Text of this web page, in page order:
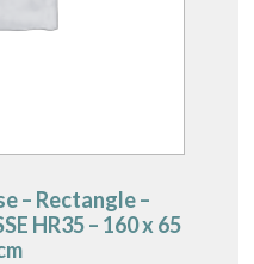
– Rectangle –
HR35 – 160 x 65